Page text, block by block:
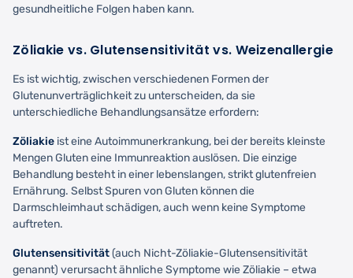
gesundheitliche Folgen haben kann.
Zöliakie vs. Glutensensitivität vs. Weizenallergie
Es ist wichtig, zwischen verschiedenen Formen der
Glutenunverträglichkeit zu unterscheiden, da sie
unterschiedliche Behandlungsansätze erfordern:
Zöliakie ist eine Autoimmunerkrankung, bei der bereits kleinste
Mengen Gluten eine Immunreaktion auslösen. Die einzige
Behandlung besteht in einer lebenslangen, strikt glutenfreien
Ernährung. Selbst Spuren von Gluten können die
Darmschleimhaut schädigen, auch wenn keine Symptome
auftreten.
Glutensensitivität(auch Nicht-Zöliakie-Glutensensitivität
genannt) verursacht ähnliche Symptome wie Zöliakie – etwa